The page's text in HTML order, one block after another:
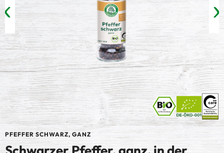
PFEFFER SCHWARZ, GANZ